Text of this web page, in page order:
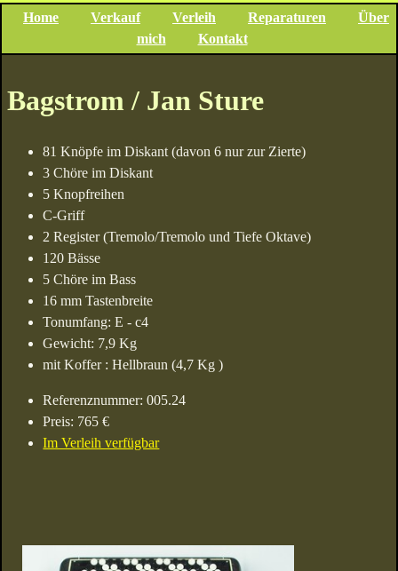
Home Verkauf Verleih Reparaturen
Über
mich
Kontakt
Bagstrom / Jan Sture
81 Knöpfe im Diskant (davon 6 nur zur Zierte)
3 Chöre im Diskant
5 Knopfreihen
C-Griff
2 Register (Tremolo/Tremolo und Tiefe Oktave)
120 Bässe
5 Chöre im Bass
16 mm Tastenbreite
Tonumfang: E - c4
Gewicht: 7,9 Kg
mit Koffer : Hellbraun (4,7 Kg )
Referenznummer: 005.24
Preis: 765 €
Im Verleih verfügbar